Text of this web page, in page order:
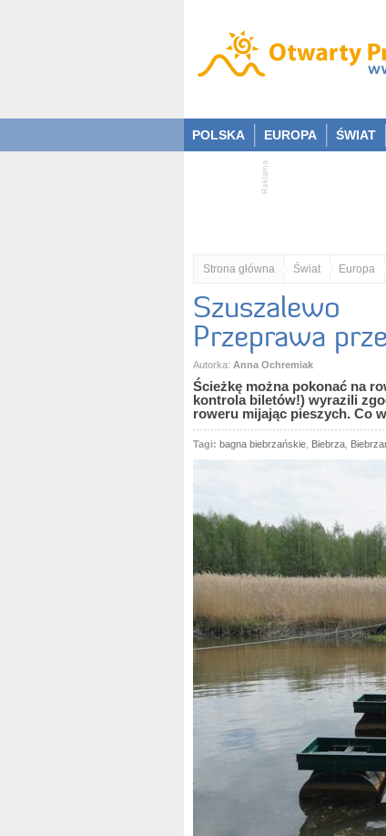
POLSKA EUROPA ŚWIAT
Strona główna Świat Europa
Szuszalewo
Przeprawa
Autorka: Anna Ochremiak
Ścieżkę można pokonać na
kontrola biletów!) wyrazili
roweru mijając pieszych. Co
Tagi: bagna biebrzańskie Biebrza